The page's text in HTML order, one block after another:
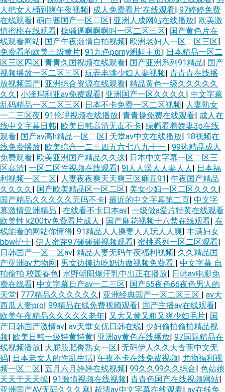
人把女人桶到爽午夜视频| 成人免费看片'在线观看| 97婷婷免费
在线观看| 萌白酱国产一区二区| 亚洲人成网站在线播放| 欧美激
情蜜桃在线观看| 操骚逼啊啊啊叫一区二区三区| 国产黄色片在
线观看网站| 国产午夜激情自拍视频| 欧洲老妇人一区二区三区|
免费看的欧美三级黄片| 91九色porny蝌蚪主页| 日本精品一区二
区三区四区| 青青久国视频在线观看| 国产亚洲系列91精品| 国产
视频播放一区二区三区| 玩弄丰满少妇人妻视频| 青青青在线播
放视频国产| 亚洲综合资源在线观看| 精品黄色一级久久久久久
久久| 小泽玛利亚av免费观看| 亚洲国产一区久久久久| 中文字幕
乱码精品一区二区三区| 日本不卡免费一区二区视频| 人妻熟女
一二三区夜| 91伦理视频在线播放| 青青操免费在线观看| 成人在
线中文字幕日韩| 欧美日韩高清无毒不卡| 绿帽看着娇妻3p在线
观看| 国产av高h精品一区二区| 天堂av中文在线播放| 18视频在
线免费播放| 欧美综合一二三四五六七八九十一 | 99热精品成人
免费观看| 欧美亚洲国产精品久久这| 日本中文字幕一区二区三
区高清| 一区二区性视频在线观看| 9l人人澡人人妻人人| 日本福
利视频一区二区| 人妻夜夜爽天天爽三区麻豆91| 午夜国产精品
久久久久| 国产欧美精品区一区二区| 美女少妇一区二区久久久|
国产精品久久久久久无码不卡| 最近的中文字幕第二页| 中文字
幕激情亚洲精品 | 在线看不卡日本av| 一级做a爱片特黄在线观看
欧美性 k200tv免费看片成人 | 国产麻花视频十八禁在线观看| 在
线能看的网站你懂得| 91精品人人搡妻人人玩人人爽| 丰满妇女
bbw护士| 伊人蜜芽97碰碰碰视频观看| 蜜桃系列一区二区观看|
日韩国产一区二区av| 精品人妻无码午夜福利视频| 久久精品国
产亚洲av尤物网| 男女边摸边吃奶边做视频免费看 | 中文字幕 自
拍偷拍 校园春色| 水野朝阳爆汗乳中出正在播放| 日韩av电影免
费在线看| 中文字幕日产av一二三区| 国产55夜色66夜色男人的
天堂| 777精品久久久久久久| 亚洲经典国产一区二区三区 | av大
西瓜人妻pro| 99精品在线免费视频观看| 国产主播av在线观看|
欧美午夜精品久久久久久老年| 又大又黄又粗又爽少妇毛片| 国
产日韩国产激情av| av天堂女优日韩在线| 少妇偷拍偷拍精品视
频| 欧美日韩一级特黄特黄| 亚洲av黄色在线播放| 97国际精品在
线视频播放| 大屁股肥臀熟女一区| 无码伊人久久大杳蕉中文无
码| 日本老女人的性乱生活| 午夜不卡在线免费视频| 尤物福利视
频一区二区| 五月六月婷婷在线视频| 99久久99久久综合| 色姑娘
天天干天天操| 91激情视频在线视频| 青青色国产在线视频网站|
亚洲国产AV无码久久久麻| 超清av中文字幕在线观看| av在线免